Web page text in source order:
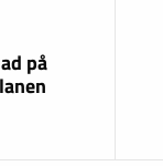
på